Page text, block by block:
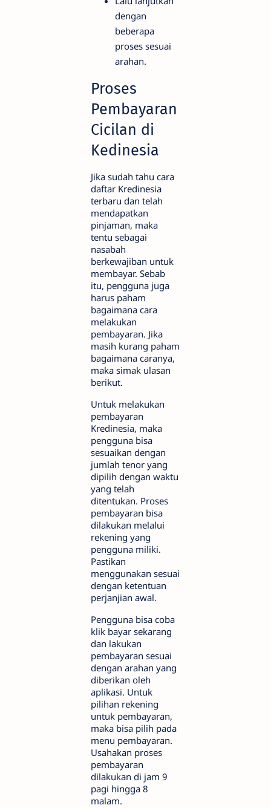
dengan
beberapa
proses sesuai
arahan.
Proses
Pembayaran
Cicilan di
Kedinesia
Jika sudah tahu cara
daftar Kredinesia
terbaru dan telah
mendapatkan
pinjaman, maka
tentu sebagai
nasabah
berkewajiban untuk
membayar. Sebab
itu, pengguna juga
harus paham
bagaimana cara
melakukan
pembayaran. Jika
masih kurang paham
bagaimana caranya,
maka simak ulasan
berikut.
Untuk melakukan
pembayaran
Kredinesia, maka
pengguna bisa
sesuaikan dengan
jumlah tenor yang
dipilih dengan waktu
yang telah
ditentukan. Proses
pembayaran bisa
dilakukan melalui
rekening yang
pengguna miliki.
Pastikan
menggunakan sesuai
dengan ketentuan
perjanjian awal.
Pengguna bisa coba
klik bayar sekarang
dan lakukan
pembayaran sesuai
dengan arahan yang
diberikan oleh
aplikasi. Untuk
pilihan rekening
untuk pembayaran,
maka bisa pilih pada
menu pembayaran.
Usahakan proses
pembayaran
dilakukan di jam 9
pagi hingga 8
malam.